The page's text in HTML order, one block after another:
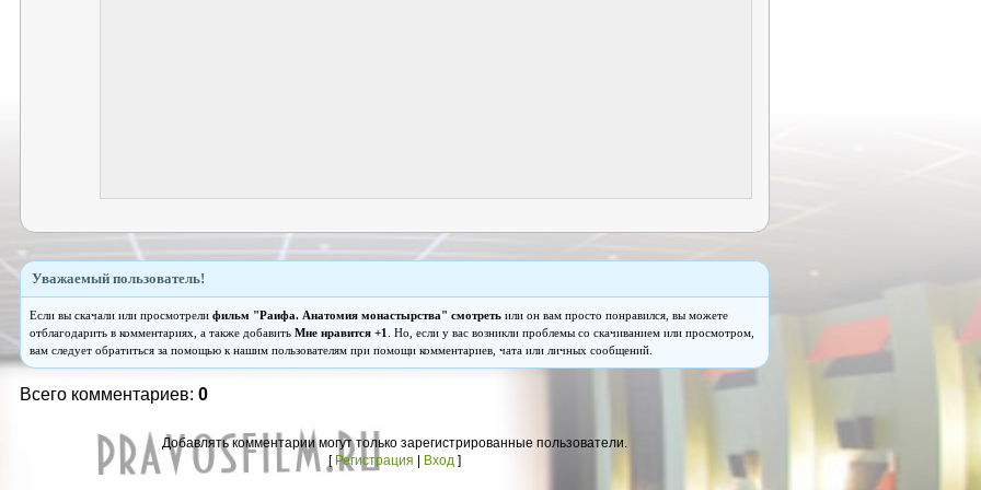
Уважаемый пользователь!
Если вы скачали или просмотрели фильм "Раифа. Анатомия монастырства" смотреть или он вам просто понравился, вы можете
отблагодарить в комментариях, а также добавить Мне нравится +1
. Но, если у вас возникли проблемы со скачиванием или просмотром,
вам следует обратиться за помощью к нашим пользователям при помощи комментариев, чата или личных сообщений.
Всего комментариев: 0
Добавлять комментарии могут только зарегистрированные пользователи.
[ Регистрация Вход ]